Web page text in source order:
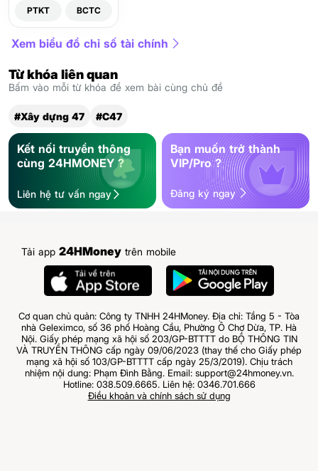
PTKT BCTC
Xem biểu đồ chỉ số tài chính
Từ khóa liên quan
Bấm vào mỗi từ khóa để xem bài cùng chủ đề
#Xây dựng 47 #C47
Kết nối truyền thông
cùng 24HMONEY ?
Liên hệ tư vấn ngay
Bạn muốn trở thành
VIP/Pro ?
Đăng ký ngay
Tải app 24HMoney trên mobile
Cơ quan chủ quản: Công ty TNHH 24HMoney. Địa chỉ: Tầng 5 - Tòa
nhà Geleximco, số 36 phố Hoàng Cầu, Phường Ô Chợ Dừa, TP. Hà
Nội. Giấy phép mạng xã hội số 203/GP-BTTTT do BỘ THÔNG TIN
VÀ TRUYỀN THÔNG cấp ngày 09/06/2023 (thay thế cho Giấy phép
mạng xã hội số 103/GP-BTTTT cấp ngày 25/3/2019). Chịu trách
nhiệm nội dung: Phạm Đình Bằng. Email: support@24hmoney.vn.
Hotline: 038.509.6665. Liên hệ: 0346.701.666
Điều khoản và chính sách sử dụng